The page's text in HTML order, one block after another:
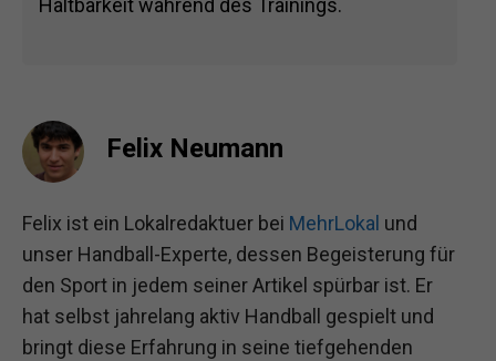
Haltbarkeit während des Trainings.
Felix Neumann
Felix ist ein Lokalredaktuer bei MehrLokal und
unser Handball-Experte, dessen Begeisterung für
den Sport in jedem seiner Artikel spürbar ist. Er
hat selbst jahrelang aktiv Handball gespielt und
bringt diese Erfahrung in seine tiefgehenden